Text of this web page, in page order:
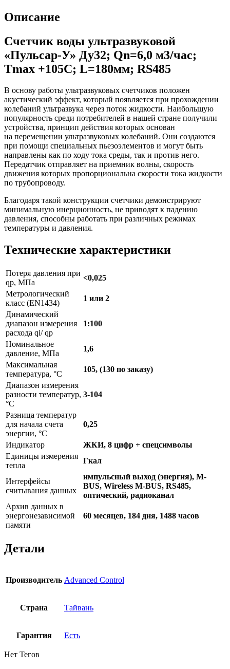
Описание
Счетчик воды ультразвуковой
«Пульсар-У» Ду32; Qn=6,0 м3/час;
Tmax +105C; L=180мм; RS485
В основу работы ультразвуковых счетчиков положен
акустический эффект, который появляется при прохождении
колебаний ультразвука через поток жидкости. Наибольшую
популярность среди потребителей в нашей стране получили
устройства, принцип действия которых основан
на перемещении ультразвуковых колебаний. Они создаются
при помощи специальных пьезоэлементов и могут быть
направлены как по ходу тока среды, так и против него.
Передатчик отправляет на приемник волны, скорость
движения которых пропорциональна скорости тока жидкости
по трубопроводу.
Благодаря такой конструкции счетчики демонстрируют
минимальную инерционность, не приводят к падению
давления, способны работать при различных режимах
температуры и давления.
Технические характеристики
Потеря давления при
qp, МПа
<0,025
Метрологический
класс (EN1434)
1 или 2
Динамический
диапазон измерения
расхода qi/ qp
1:100
Номинальное
давление, МПа
1,6
Максимальная
температура, °C
105, (130 по заказу)
Диапазон измерения
разности температур,
°C
3-104
Разница температур
для начала счета
энергии, °C
0,25
Индикатор
ЖКИ, 8 цифр + спецсимволы
Единицы измерения
тепла
Гкал
Интерфейсы
считывания данных
импульсный выход (энергия), M-
BUS, Wireless M-BUS, RS485,
оптический, радиоканал
Архив данных в
энергонезависимой
памяти
60 месяцев, 184 дня, 1488 часов
Детали
Производитель Advanced Control
Страна Тайвань
Гарантия Есть
Нет Тегов